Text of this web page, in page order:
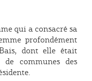
qui a consacré sa
profondément
dont elle était
communes des